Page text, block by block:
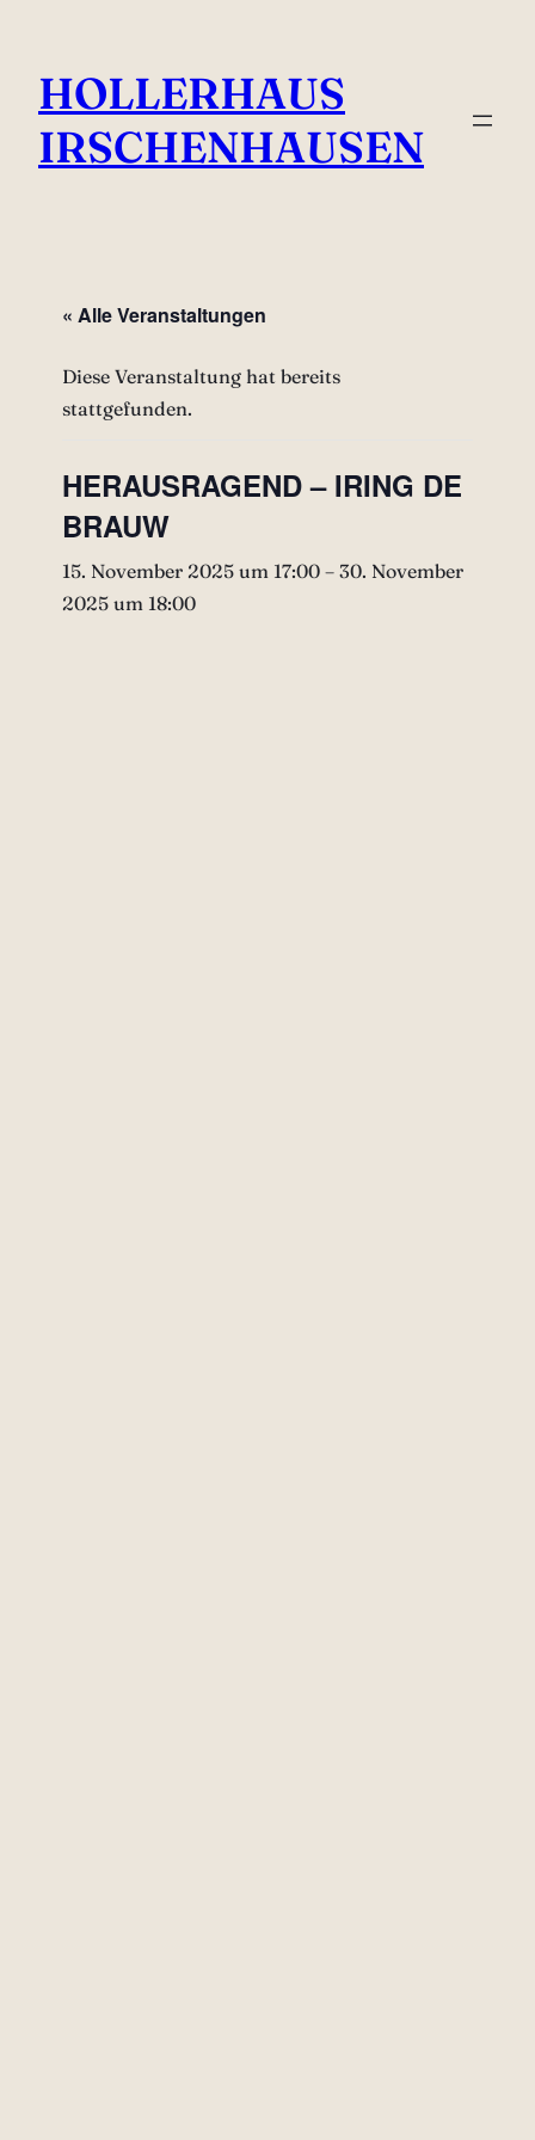
HOLLERHAUS
IRSCHENHAUSEN
« Alle Veranstaltungen
Diese Veranstaltung hat bereits
stattgefunden.
HERAUSRAGEND – IRING DE
BRAUW
15. November 2025 um 17:00 – 30. November
2025 um 18:00